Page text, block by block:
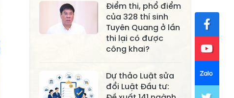
Xã Mỏ Vàng
Xã Lâm
Thượng
Xã Tân Lĩnh
Xã Mường Lai
Xã Cảm Nhân
Điểm thi, phổ điểm
của 328 thí sinh
Tuyên Quang ở lần
thi lại có được
công khai?
Dự thảo Luật sửa
đổi Luật Đầu tư: